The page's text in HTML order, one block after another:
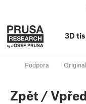
3D
Podpora
Zpět / Vpřed